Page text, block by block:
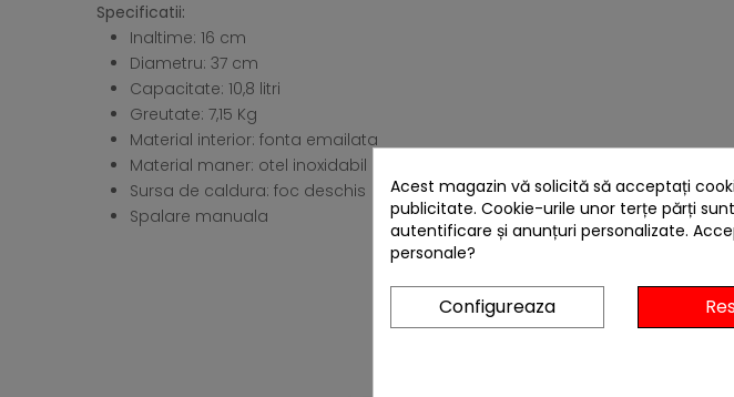
Specificatii:
Inaltime: 16 cm
Diametru: 37 cm
Capacitate: 10,8 litri
Greutate: 7,15 Kg
Material interior: fonta emailata
Material maner: otel inoxidabil
Sursa de caldura: foc deschis
Spalare manuala
Acest magazin vă solicită să acceptați
publicitate. Cookie-urile unor terțe părți
autentificare și anunțuri personalizate.
personale?
Configureaza